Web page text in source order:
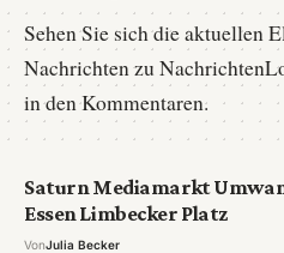
Sehen Sie sich die aktuellen
Nachrichten zu
in den Kommentaren.
Saturn Mediamarkt
Essen Limbecker Platz
VonJulia Becker